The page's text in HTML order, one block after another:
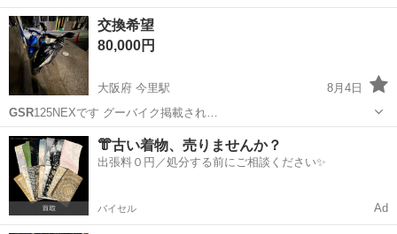
大阪 堺市 綾ノ町駅
交換希望
80,000円
大阪府 今里駅
8月4日
GSR
125NEXです グーバイク掲載され…
大阪 大阪市 今里駅 スズキ
👘古い着物、売りませんか？
出張料０円／処分する前にご相談ください✨
バイセル Ad